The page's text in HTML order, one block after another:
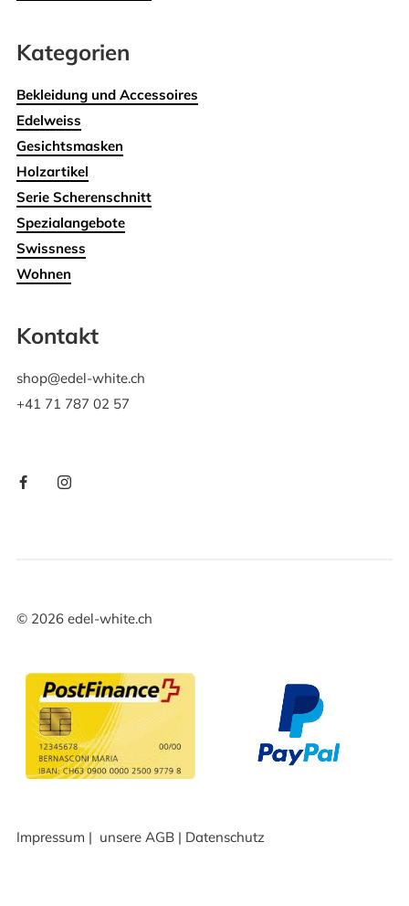
Kategorien
Bekleidung und Accessoires
Edelweiss
Gesichtsmasken
Holzartikel
Serie Scherenschnitt
Spezialangebote
Swissness
Wohnen
Kontakt
shop@edel-white.ch
+41 71 787 02 57
© 2026edel-white.ch
Impressum | unsere AGB| Datenschutz